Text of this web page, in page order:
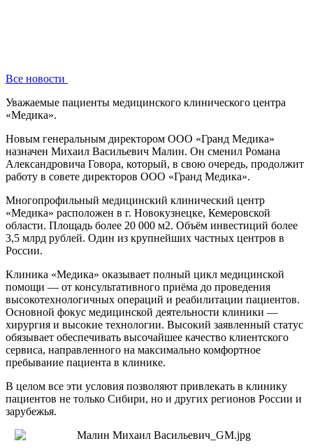
Все новости
Уважаемые пациенты медицинского клинического центра
«Медика».
Новым генеральным директором ООО «Гранд Медика»
назначен Михаил Васильевич Малин. Он сменил Романа
Александровича Говора, который, в свою очередь, продолжит
работу в совете директоров ООО «Гранд Медика».
Многопрофильный медицинский клинический центр
«Медика» расположен в г. Новокузнецке, Кемеровской
области. Площадь более 20 000 м2. Объём инвестиций более
3,5 млрд рублей. Один из крупнейших частных центров в
России.
Клиника «Медика» оказывает полный цикл медицинской
помощи — от консультативного приёма до проведения
высокотехнологичных операций и реабилитации пациентов.
Основной фокус медицинской деятельности клиники —
хирургия и высокие технологии. Высокий заявленный статус
обязывает обеспечивать высочайшее качество клиентского
сервиса, направленного на максимально комфортное
пребывание пациента в клинике.
В целом все эти условия позволяют привлекать в клинику
пациентов не только Сибири, но и других регионов России и
зарубежья.